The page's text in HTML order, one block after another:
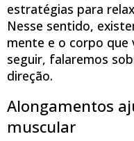
estratégias para
Nesse sentido,
mente e o corpo que
seguir, falaremos
direção.
Alongamentos
muscular